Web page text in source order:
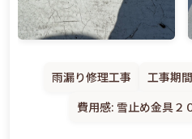
雨漏り修理工事 工事期
費用感: 雪止め金具